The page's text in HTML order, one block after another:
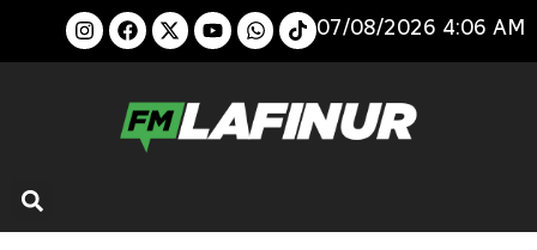
07/08/2026 4:06 AM